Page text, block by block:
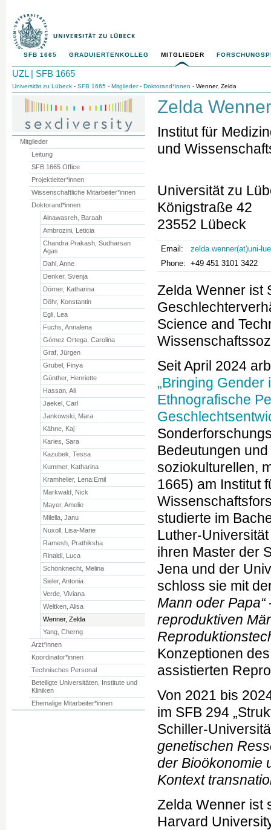
SFB 1665 GRADUIERTENKOLLEG MITGLIEDER
UZL | SFB 1665
Universität zu Lübeck - SFB 1665 - Mitglieder- Doktorand*innen - Wenner, Zelda
Zelda Wenner
Institut für
und
Universität zu
Königstraße 42
23552 Lübeck
Email:
zelda.wenner(at)uni-
Phone: +49 451 3101 3422
Zelda Wenner ist
Science and
Seit April 2024
„Bringing
Ethnografische
Bedeutungen
soziokulturellen,
1665) am Institut
studierte im
Luther-
ihren Master der
Jena und der
schloss sie mit
Mann oder
reproduktiven
Konzeptionen
assistierten
Von 2021 bis
im SFB 294
Schiller-
genetischen
der Bioökonomie
Kontext
Zelda Wenner ist
Harvard
Mitglieder
Leitung
SFB 1665 Office
Projektleiter*innen
Wissenschaftliche Mitarbeiter*innen
Doktorand*innen
Alnawasreh, Baraah
Ambrozini, Leticia
Chandra Prakash, Sudharsan
Agas
Dahl, Anne
Denker, Svenja
Dörner, Katharina
Döhr, Konstantin
Egli, Lea
Fuchs, Annalena
Gómez Ortega, Carolina
Graf, Jürgen
Grubel, Finya
Günther, Henriette
Hassan, Ali
Jaekel, Carl
Jankowski, Mara
Kähne, Kaj
Karies, Sara
Kazubek, Tessa
Kummer, Katharina
Kramheller, Lena:Emil
Markwald, Nick
Mayer, Amelie
Milella, Janu
Nuxoll, Lisa-Marie
Ramesh, Prathiksha
Rinaldi, Luca
Schönknecht, Melina
Sieler, Antonia
Verde, Viviana
Weltken, Alisa
Wenner, Zelda
Yang, Cherng
Ärzt*innen
Koordinator*innen
Technisches Personal
Beteiligte Universitäten, Institute und
Kliniken
Ehemalige Mitarbeiter*innen